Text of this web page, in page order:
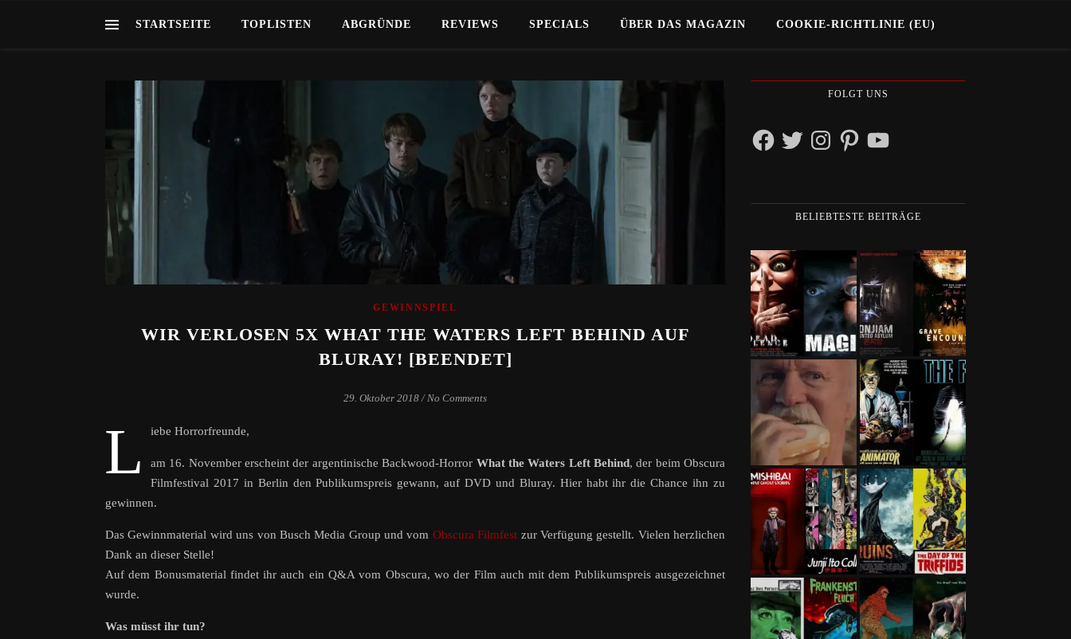
STARTSEITE TOPLISTEN ABGRÜNDE REVIEWS SPECIALS ÜBER DAS MAGAZIN COOKIE-RICHTLINIE (EU)
GEWINNSPIEL
WIR VERLOSEN 5X WHAT THE WATERS LEFT BEHIND AUF
BLURAY! [BEENDET]
29. Oktober 2018 / No Comments
L iebe Horrorfreunde,
am 16. November erscheint der argentinische Backwood-Horror What the Waters Left Behind, der beim Obscura
Filmfestival 2017 in Berlin den Publikumspreis gewann, auf DVD und Bluray. Hier habt ihr die Chance ihn zu
gewinnen.
Das Gewinnmaterial wird uns von Busch Media Group und vom Obscura Filmfest zur Verfügung gestellt. Vielen herzlichen
Dank an dieser Stelle!
Auf dem Bonusmaterial findet ihr auch ein Q&A vom Obscura, wo der Film auch mit dem Publikumspreis ausgezeichnet
wurde.
Was müsst ihr tun?
FOLGT UNS
FacebookTwitterInstagramPinterestYouTube
BELIEBTESTE BEITRÄGE